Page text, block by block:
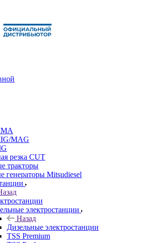
MAG
резка CUT
тракторы
генераторы Mitsudiesel
электростанции
Назад
Дизельные электростанции
TSS Premium